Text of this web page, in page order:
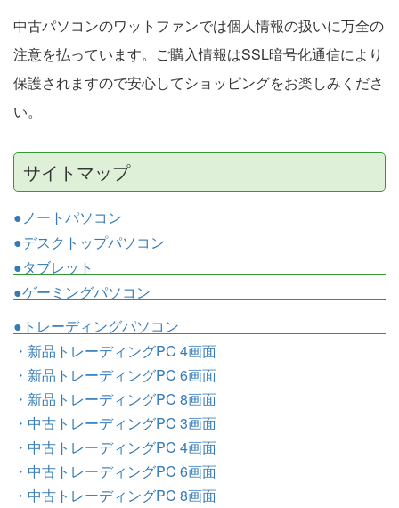
中古パソコンのワットファンでは個人情報の扱いに万全の
注意を払っています。ご購入情報はSSL暗号化通信により
保護されますので安心してショッピングをお楽しみくださ
い。
サイトマップ
●ノートパソコン
●デスクトップパソコン
●タブレット
●ゲーミングパソコン
●トレーディングパソコン
・新品トレーディングPC 4画面
・新品トレーディングPC 6画面
・新品トレーディングPC 8画面
・中古トレーディングPC 3画面
・中古トレーディングPC 4画面
・中古トレーディングPC 6画面
・中古トレーディングPC 8画面